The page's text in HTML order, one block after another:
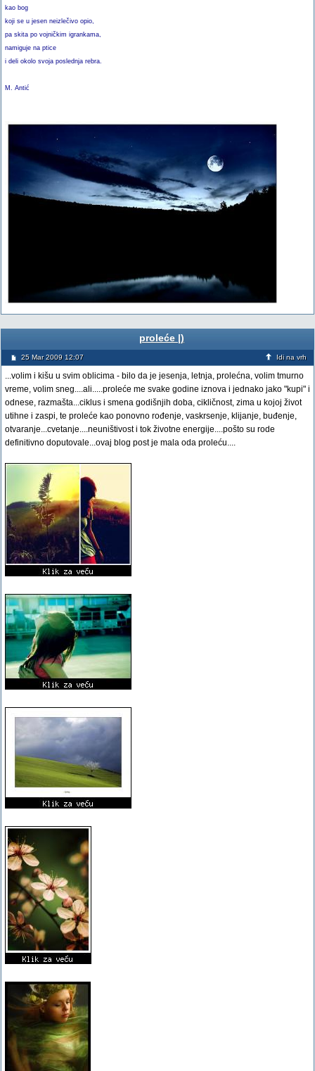
kao bog
koji se u jesen neizlečivo opio,
pa skita po vojničkim igrankama,
namiguje na ptice
i deli okolo svoja poslednja rebra.
M. Antić
proleće |)
25 Mar 2009 12:07 Idi na vrh
...volim i kišu u svim oblicima - bilo da je jesenja, letnja, prolećna, volim tmurno
vreme, volim sneg....ali.....proleće me svake godine iznova i jednako jako "kupi" i
odnese, razmašta...ciklus i smena godišnjih doba, cikličnost, zima u kojoj život
utihne i zaspi, te proleće kao ponovno rođenje, vaskrsenje, klijanje, buđenje,
otvaranje...cvetanje....neuništivost i tok životne energije....pošto su rode
definitivno doputovale...ovaj blog post je mala oda proleću....